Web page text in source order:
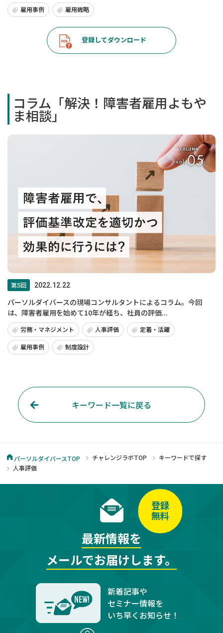
雇用事例 雇用戦略
登録してダウンロード
コラム「解決！障害者雇用よもや
ま相談」
第5回 2022.12.22
パーソルダイバースの現場コンサルタントによるコラム。今回
は、障害者雇用を始めて10年が経ち、社員の評価...
労務・マネジメント 人事評価 定着・活躍
雇用事例 制度設計
キーワード一覧に戻る
パーソルダイバースTOP チャレンジラボTOP
キーワードで探す
人事評価
最新情報を
メールでお届けします。
登録
無料
新着記事や
セミナー情報を
いち早くお知らせ！